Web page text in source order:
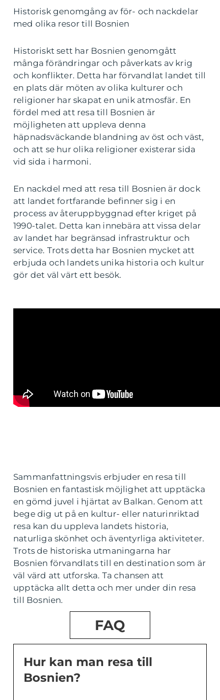
Historisk genomgång av för- och nackdelar
med olika resor till Bosnien
Historiskt sett har Bosnien genomgått
många förändringar och påverkats av krig
och konflikter. Detta har förvandlat landet till
en plats där möten av olika kulturer och
religioner har skapat en unik atmosfär. En
fördel med att resa till Bosnien är
möjligheten att uppleva denna
häpnadsväckande blandning av öst och väst,
och att se hur olika religioner existerar sida
vid sida i harmoni.
En nackdel med att resa till Bosnien är dock
att landet fortfarande befinner sig i en
process av återuppbyggnad efter kriget på
1990-talet. Detta kan innebära att vissa delar
av landet har begränsad infrastruktur och
service. Trots detta har Bosnien mycket att
erbjuda och landets unika historia och kultur
gör det väl värt ett besök.
Sammanfattningsvis erbjuder en resa till
Bosnien en fantastisk möjlighet att upptäcka
en gömd juvel i hjärtat av Balkan. Genom att
bege dig ut på en kultur- eller naturinriktad
resa kan du uppleva landets historia,
naturliga skönhet och äventyrliga aktiviteter.
Trots de historiska utmaningarna har
Bosnien förvandlats till en destination som är
väl värd att utforska. Ta chansen att
upptäcka allt detta och mer under din resa
till Bosnien.
FAQ
Hur kan man resa till
Bosnien?